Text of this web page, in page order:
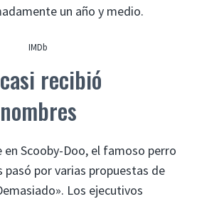
un año y medio.
IMDb
recibió
Scooby-Doo, el famoso perro
pasó por varias propuestas de
Los ejecutivos